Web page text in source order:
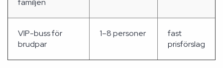
familjen
VIP-buss för
brudpar
1–8 personer
fast
prisförslag